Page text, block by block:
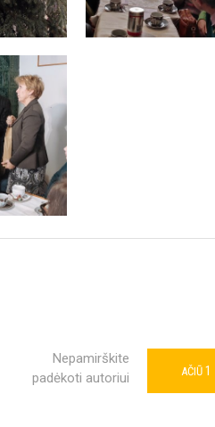
Nepamirškite
padėkoti autoriui
AČIŪ 1